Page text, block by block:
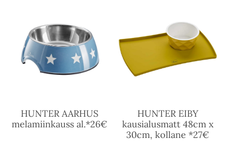
HUNTER AARHUS
melamiinkauss al.*26€
HUNTER EIBY
kausialusmatt 48cm x
30cm, kollane *27€